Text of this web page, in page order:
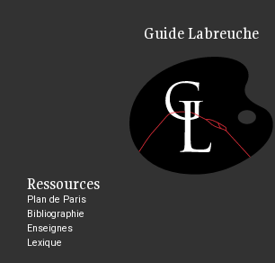
Guide Labreuche
Ressources
Plan de Paris
Bibliographie
Enseignes
Lexique